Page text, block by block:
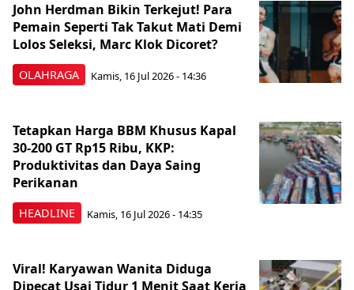
OLAHRAGA
John Herdman Bikin Terkejut! Para
Pemain Seperti Tak Takut Mati Demi
Lolos Seleksi, Marc Klok Dicoret?
Kamis, 16 Jul 2026 - 14:36
HEADLINE
Tetapkan Harga BBM Khusus Kapal
30-200 GT Rp15 Ribu, KKP:
Produktivitas dan Daya Saing
Perikanan
Kamis, 16 Jul 2026 - 14:35
Viral! Karyawan Wanita Diduga
Dipecat Usai Tidur 1 Menit Saat Kerja